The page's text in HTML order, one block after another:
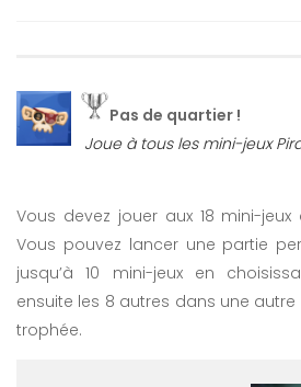
Pas de quartier !
Joue à tous les mini-jeux
Vous devez jouer aux 18 mini-
Vous pouvez lancer une partie
jusqu’à 10 mini-jeux en
ensuite les 8 autres dans une
trophée.